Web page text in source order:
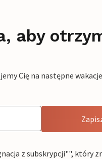
aby
Cię na następne
z subskrypcji"", który